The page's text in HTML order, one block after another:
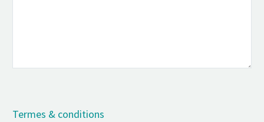
Termes & conditions